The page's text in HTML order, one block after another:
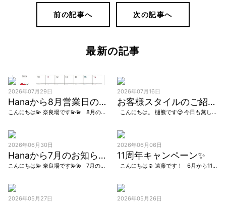
前の記事へ 次の記事へ
最新の記事
2026年07月29日
Hanaから8月営業日のお知らせ
こんにちは💫 奈良場です💫💫 8月のHanaの営業日が決まりました。 カレンダーにてご確認をお願いします。 長い長い夏休みです🌻 中々お時間が取れない方も多いと思います。 リタッ […]
2026年07月16日
お客様スタイルのご紹介です。
こんにちは。 樋熊です😌 今日も蒸し暑いですね～💦 梅雨明けは来週ですかね、皆さん体調に気をつけて熱中症にならないようにしましょうね😌 最近はとにかく暑いから、短くしたい！軽めにしたい！という […]
2026年06月30日
Hanaから7月のお知らせ。
こんにちは💫 奈良場です💫💫 7月の営業日が決まりました カレンダーでご確認をお願いします！ 暑くなってきたので、ショートヘッドスパの組み合わせがおすすめです😊頭皮の汚れを落として頭皮ケアしていきましょう👌 […]
2026年06月06日
11周年キャンペーン✨
こんにちは☺️ 遠藤です！ 6月から11周年のキャンペーンが はじまっています✨！ 日頃来て頂いているお客様へ 感謝の気持ちを込めまして 技術料金10%オフとさせていただきます […]
2026年05月27日 2026年05月26日